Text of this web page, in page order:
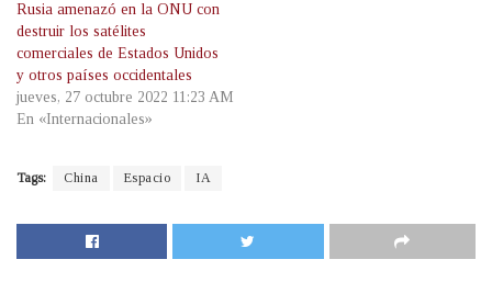
Rusia amenazó en la ONU con
destruir los satélites
comerciales de Estados Unidos
y otros países occidentales
jueves, 27 octubre 2022 11:23 AM
En «Internacionales»
Tags: China Espacio IA